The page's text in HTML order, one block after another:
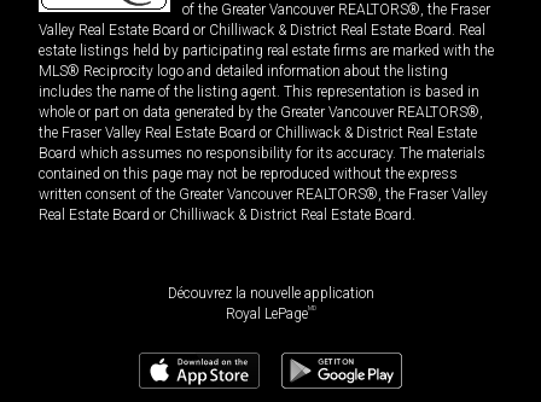
of the Greater Vancouver REALTORS®, the Fraser
Valley Real Estate Board or Chilliwack & District Real Estate Board. Real
estate listings held by participating real estate firms are marked with the
MLS® Reciprocity logo and detailed information about the listing
includes the name of the listing agent. This representation is based in
whole or part on data generated by the Greater Vancouver REALTORS®,
the Fraser Valley Real Estate Board or Chilliwack & District Real Estate
Board which assumes no responsibility for its accuracy. The materials
contained on this page may not be reproduced without the express
written consent of the Greater Vancouver REALTORS®, the Fraser Valley
Real Estate Board or Chilliwack & District Real Estate Board.
Découvrez la nouvelle application
Royal LePageMD